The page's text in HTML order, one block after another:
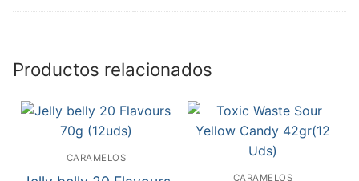
Productos relacionados
CARAMELOS
CARAMELOS